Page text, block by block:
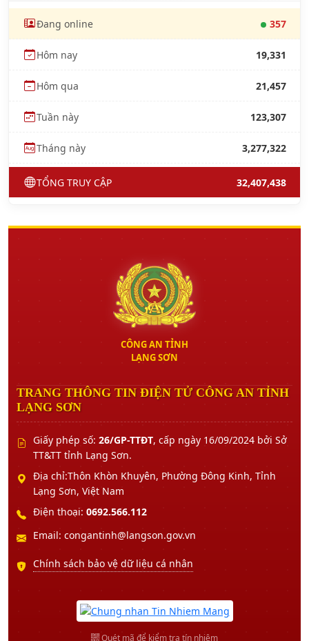
Đang online 357
Hôm nay 19,331
Hôm qua 21,457
Tuần này 123,307
Tháng này 3,277,322
TỔNG TRUY CẬP 32,407,438
CÔNG AN TỈNH
LẠNG SƠN
TRANG THÔNG TIN ĐIỆN TỬ CÔNG AN TỈNH
LẠNG SƠN
Giấy phép số: 26/GP-TTĐT, cấp ngày 16/09/2024 bởi Sở
TT&TT tỉnh Lạng Sơn.
Địa chỉ:Thôn Khòn Khuyên, Phường Đông Kinh, Tỉnh
Lạng Sơn, Việt Nam
Điện thoại: 0692.566.112
Email: congantinh@langson.gov.vn
Chính sách bảo vệ dữ liệu cá nhân
Quét mã để kiểm tra tín nhiệm